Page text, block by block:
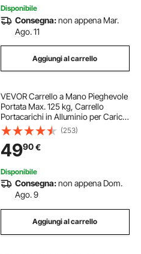
Disponibile
Consegna:non appena Mar.
Ago. 11
Aggiungi al carrello
VEVOR Carrello a Mano Pieghevole
Portata Max. 125 kg, Carrello
Portacarichi in Alluminio per Carichi
Pesanti, Carrello Porta Carichi con
Maniglia Telescopica per Trasporto
Merci Oggetti da Magazzino
(253)
4990€
Disponibile
Consegna:non appena Dom.
Ago. 9
Aggiungi al carrello